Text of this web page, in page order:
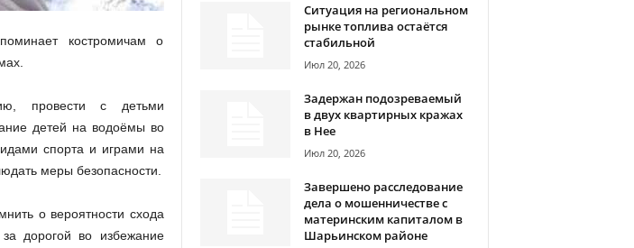
костромичам о
провести с детьми
детей на водоёмы во
спорта и играми на
меры безопасности.
о вероятности схода
дорогой во избежание
Ситуация на региональном
рынке топлива остаётся
стабильной
Июл 20, 2026
Задержан подозреваемый
в двух квартирных кражах
в Нее
Июл 20, 2026
Завершено расследование
дела о мошенничестве с
материнским капиталом в
Шарьинском районе